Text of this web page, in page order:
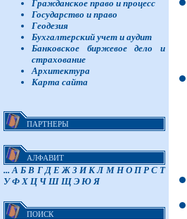
Гражданское право и процесс
Государство и право
Геодезия
Бухгалтерский учет и аудит
Банковское биржевое дело и
страхование
Архитектура
Карта сайта
ПАРТНЕРЫ
АЛФАВИТ
... А Б В Г Д Е Ж З И К Л М Н О П Р С Т
У Ф Х Ц Ч Ш Щ Э Ю Я
ПОИСК